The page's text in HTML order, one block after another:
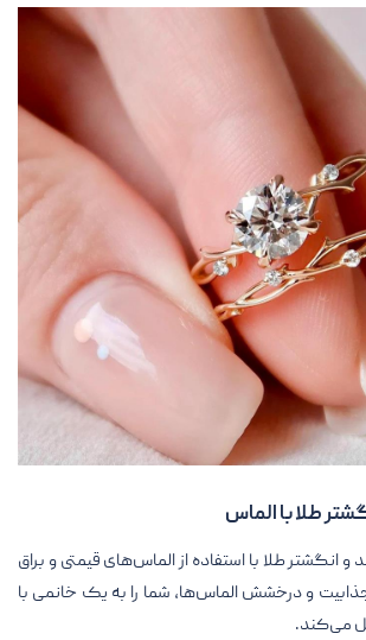
انگشتر طلا با استفاده از الماس‌های قیمتی و براق
و درخشش الماس‌ها، شما را به یک خانمی با
می‌کند.